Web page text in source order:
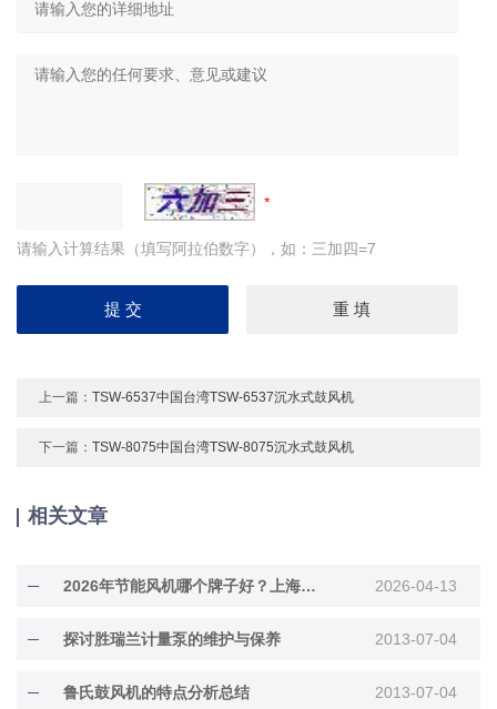
请输入计算结果（填写阿拉伯数字），如：三加四=7
上一篇：TSW-6537中国台湾TSW-6537沉水式鼓风机
下一篇：TSW-8075中国台湾TSW-8075沉水式鼓风机
相关文章
2026年节能风机哪个牌子好？上海恩策环保用实力诠释可靠之选 2026-04-13
探讨胜瑞兰计量泵的维护与保养 2013-07-04
鲁氏鼓风机的特点分析总结 2013-07-04